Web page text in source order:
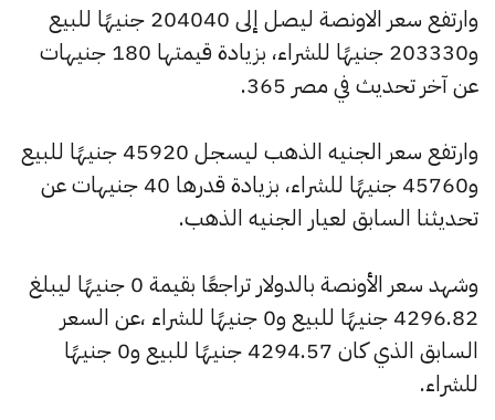
وارتفع سعر الاونصة ليصل إلى 204040 جنيهًا للبيع
و203330 جنيهًا للشراء، بزيادة قيمتها 180 جنيهات
عن آخر تحديث في مصر 365.
وارتفع سعر الجنيه الذهب ليسجل 45920 جنيهًا للبيع
و45760 جنيهًا للشراء، بزيادة قدرها 40 جنيهات عن
تحديثنا السابق لعيار الجنيه الذهب.
وشهد سعر الأونصة بالدولار تراجعًا بقيمة 0 جنيهًا ليبلغ
4296.82 جنيهًا للبيع و0 جنيهًا للشراء ،عن السعر
السابق الذي كان 4294.57 جنيهًا للبيع و0 جنيهًا
للشراء.